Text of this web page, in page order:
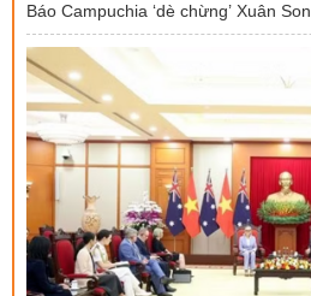
Báo Campuchia ‘dè chừng’ Xuân Son